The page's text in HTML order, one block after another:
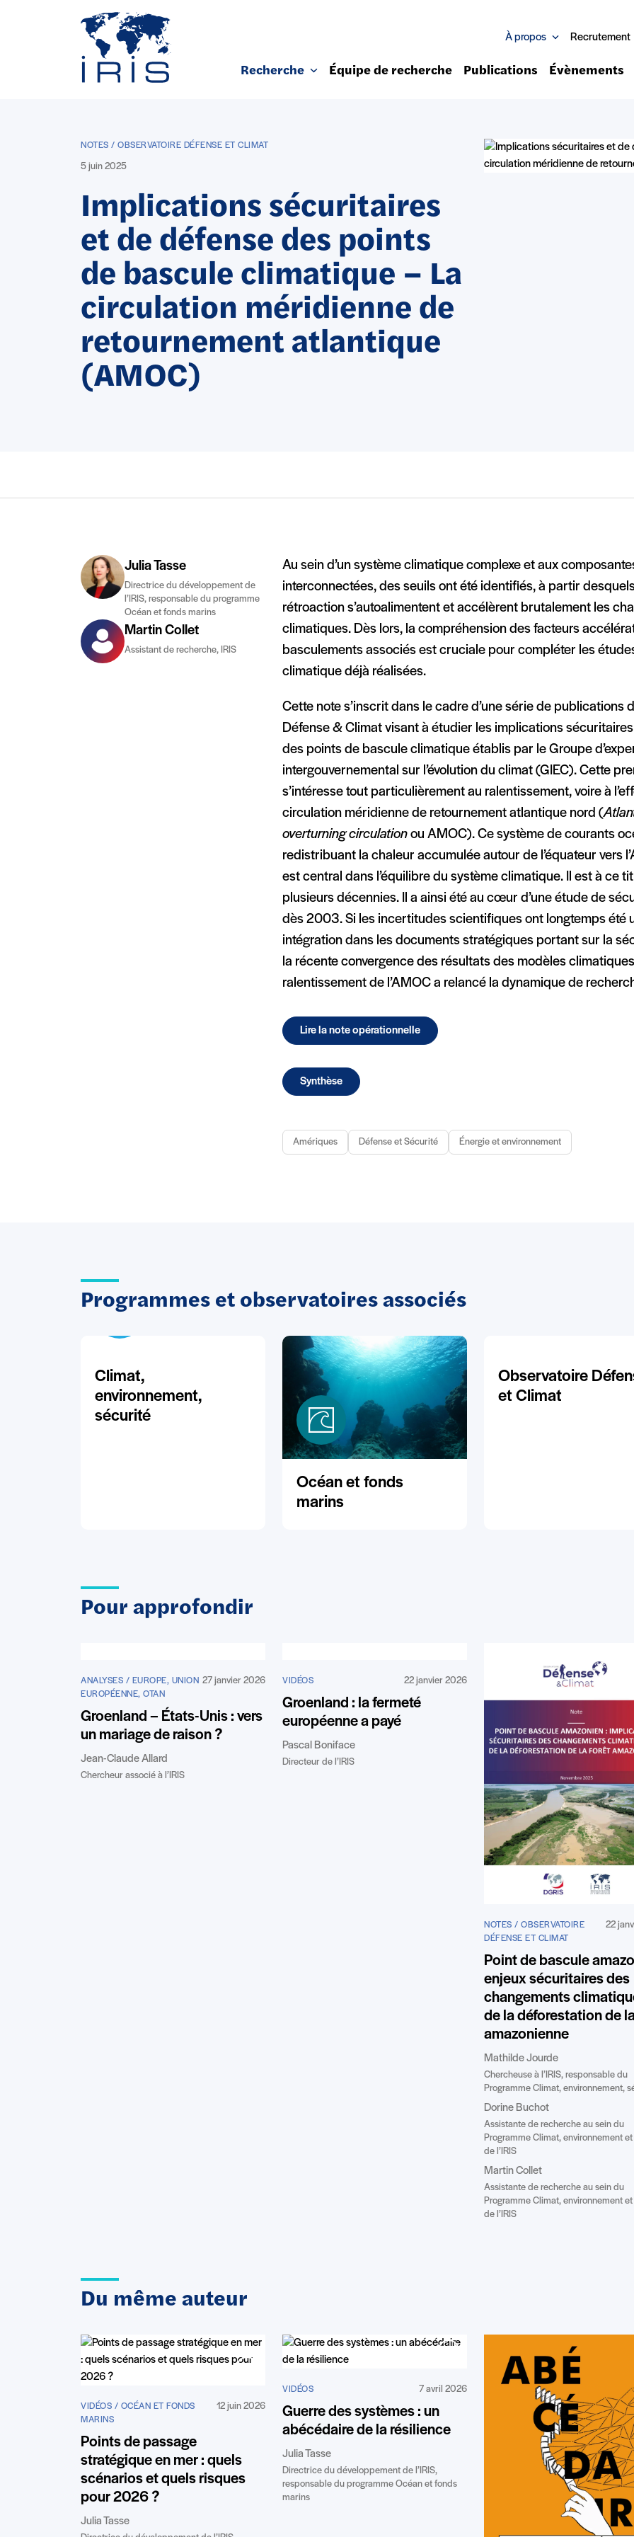
À propos Recrutement
Recherche Équipe de recherche Publications Évènements
NOTES / OBSERVATOIRE DÉFENSE ET CLIMAT
5 juin 2025
Implications sécuritaires
et de défense des points
de bascule climatique – La
circulation méridienne de
retournement atlantique
(AMOC)
Julia Tasse
Directrice du développement de
l’IRIS, responsable du programme
Océan et fonds marins
Martin Collet
Assistant de recherche, IRIS
Au sein d’un système climatique complexe et aux
interconnectées, des seuils ont été identifiés, à partir
rétroaction s’autoalimentent et accélèrent brutalement les
climatiques. Dès lors, la compréhension des facteurs
basculements associés est cruciale pour compléter les
climatique déjà réalisées.
Cette note s’inscrit dans le cadre d’une série de publications
Défense & Climat visant à étudier les implications
des points de bascule climatique établis par le Groupe
intergouvernemental sur l’évolution du climat (GIEC). Cette
s’intéresse tout particulièrement au ralentissement, voire à
circulation méridienne de retournement atlantique nord (
overturning circulation ou AMOC). Ce système de courants
redistribuant la chaleur accumulée autour de l’équateur vers
est central dans l’équilibre du système climatique. Il est à ce
plusieurs décennies. Il a ainsi été au cœur d’une étude de
dès 2003. Si les incertitudes scientifiques ont longtemps été
intégration dans les documents stratégiques portant sur la
la récente convergence des résultats des modèles
ralentissement de l’AMOC a relancé la dynamique de
Lire la note opérationnelle
Synthèse
Amériques Défense et Sécurité Énergie et environnement
Programmes et observatoires associés
Climat,
environnement,
sécurité
Océan et fonds
marins
Observatoire
et Climat
Pour approfondir
ANALYSES / EUROPE, UNION
EUROPÉENNE, OTAN
27 janvier 2026
Groenland – États-Unis : vers
un mariage de raison ?
Jean-Claude Allard
Chercheur associé à l’IRIS
VIDÉOS 22 janvier 2026
Groenland : la fermeté
européenne a payé
Pascal Boniface
Directeur de l’IRIS
NOTES / OBSERVATOIRE
DÉFENSE ET CLIMAT
22
Point de bascule
enjeux sécuritaires des
changements
de la déforestation de
amazonienne
Mathilde Jourde
Chercheuse à l’IRIS, responsable du
Programme Climat, environnement,
Dorine Buchot
Assistante de recherche au sein du
Programme Climat, environnement
de l’IRIS
Martin Collet
Assistante de recherche au sein du
Programme Climat, environnement
de l’IRIS
Du même auteur
VIDÉOS / OCÉAN ET FONDS
MARINS
12 juin 2026
Points de passage
stratégique en mer : quels
scénarios et quels risques
pour 2026 ?
Julia Tasse
VIDÉOS 7 avril 2026
Guerre des systèmes : un
abécédaire de la résilience
Julia Tasse
Directrice du développement de l’IRIS,
responsable du programme Océan et fonds
marins